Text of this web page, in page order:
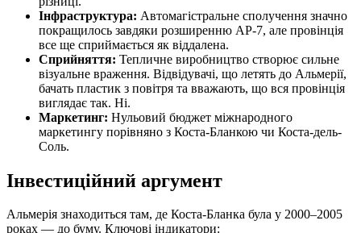
Інфраструктура: Автомагістральне сполучення значно
покращилось завдяки розширенню AP-7, але провінція
все ще сприймається як віддалена.
Сприйняття: Тепличне виробництво створює сильне
візуальне враження. Відвідувачі, що летять до Альмерії,
бачать пластик з повітря та вважають, що вся провінція
виглядає так. Ні.
Маркетинг: Нульовий бюджет міжнародного
маркетингу порівняно з Коста-Бланкою чи Коста-дель-
Соль.
Інвестиційний аргумент
Альмерія знаходиться там, де Коста-Бланка була у 2000–2005
роках — до буму. Ключові індикатори: